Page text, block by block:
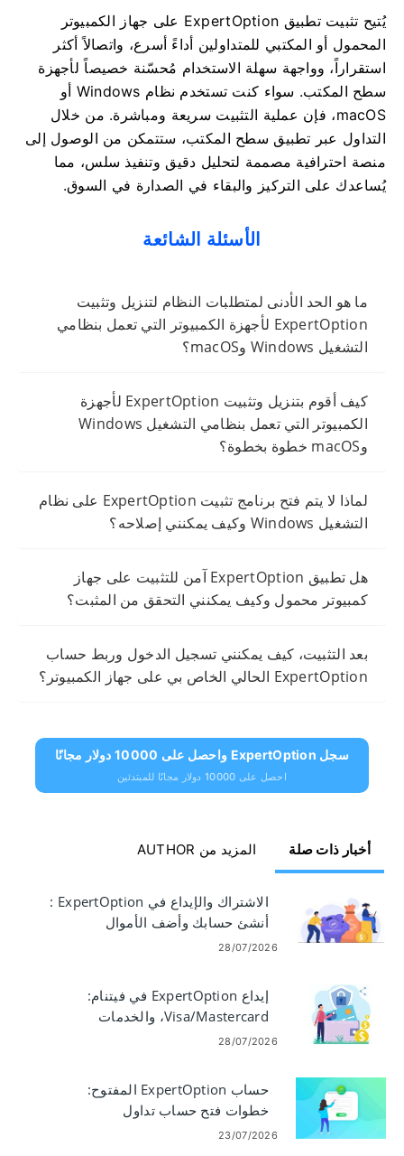
يُتيح تثبيت تطبيق ExpertOption على جهاز الكمبيوتر
المحمول أو المكتبي للمتداولين أداءً أسرع، واتصالاً أكثر
استقراراً، وواجهة سهلة الاستخدام مُحسّنة خصيصاً لأجهزة
سطح المكتب. سواء كنت تستخدم نظام Windows أو
macOS، فإن عملية التثبيت سريعة ومباشرة. من خلال
التداول عبر تطبيق سطح المكتب، ستتمكن من الوصول إلى
منصة احترافية مصممة لتحليل دقيق وتنفيذ سلس، مما
يُساعدك على التركيز والبقاء في الصدارة في السوق.
الأسئلة الشائعة
ما هو الحد الأدنى لمتطلبات النظام لتنزيل وتثبيت
ExpertOption لأجهزة الكمبيوتر التي تعمل بنظامي
التشغيل Windows وmacOS؟
كيف أقوم بتنزيل وتثبيت ExpertOption لأجهزة
الكمبيوتر التي تعمل بنظامي التشغيل Windows
وmacOS خطوة بخطوة؟
لماذا لا يتم فتح برنامج تثبيت ExpertOption على نظام
التشغيل Windows وكيف يمكنني إصلاحه؟
هل تطبيق ExpertOption آمن للتثبيت على جهاز
كمبيوتر محمول وكيف يمكنني التحقق من المثبت؟
بعد التثبيت، كيف يمكنني تسجيل الدخول وربط حساب
ExpertOption الحالي الخاص بي على جهاز الكمبيوتر؟
سجل ExpertOption واحصل على 10000 دولار مجانًا
احصل على 10000 دولار مجانًا للمبتدئين
المزيد من AUTHOR أخبار ذات صلة
الاشتراك والإيداع في ExpertOption :
أنشئ حسابك وأضف الأموال
28/07/2026
إيداع ExpertOption في فيتنام:
Visa/Mastercard، والخدمات
المصرفية عبر الإنترنت، والمدفوعات
28/07/2026
حساب ExpertOption المفتوح:
خطوات فتح حساب تداول
23/07/2026